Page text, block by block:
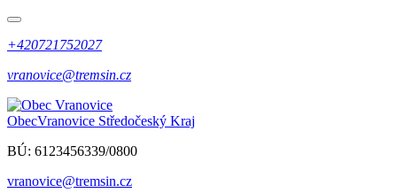
+420721752027
vranovice@tremsin.cz
ObecVranovice Středočeský Kraj
BÚ: 6123456339/0800
vranovice@tremsin.cz